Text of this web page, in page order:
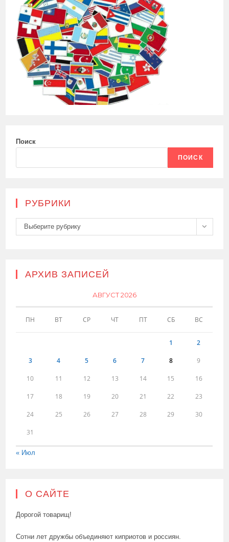
Поиск
ПОИСК
РУБРИКИ
Рубрики
Выберите рубрику
АРХИВ ЗАПИСЕЙ
АВГУСТ 2026
ПН ВТ СР ЧТ ПТ СБ ВС
1 2
3 4 5 6 7 8 9
10 11 12 13 14 15 16
17 18 19 20 21 22 23
24 25 26 27 28 29 30
31
« Июл
О САЙТЕ
Дорогой товарищ!
Сотни лет дружбы объединяют киприотов и россиян.